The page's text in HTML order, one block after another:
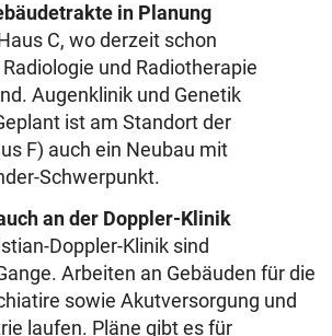
in Planung
C, wo derzeit schon
und Radiotherapie
Augenklinik und Genetik
ist am Standort der
F) auch ein Neubau mit
Schwerpunkt.
an der Doppler-Klinik
Doppler-Klinik sind
Arbeiten an Gebäuden für die
sowie Akutversorgung und
laufen. Pläne gibt es für